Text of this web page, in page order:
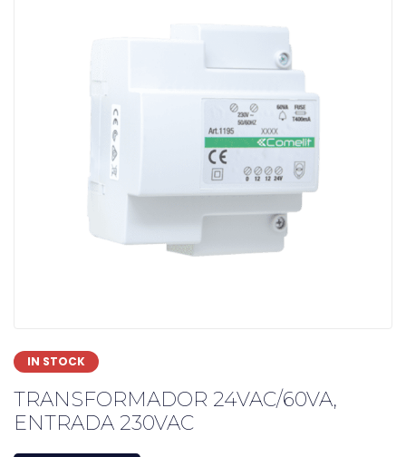
IN STOCK
TRANSFORMADOR 24VAC/60VA,
ENTRADA 230VAC